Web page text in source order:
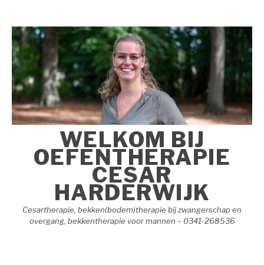
inhoud
springen
WELKOM BIJ
OEFENTHERAPIE
CESAR
HARDERWIJK
Cesartherapie, bekken(bodem)therapie bij zwangerschap en
overgang, bekkentherapie voor mannen – 0341-268536